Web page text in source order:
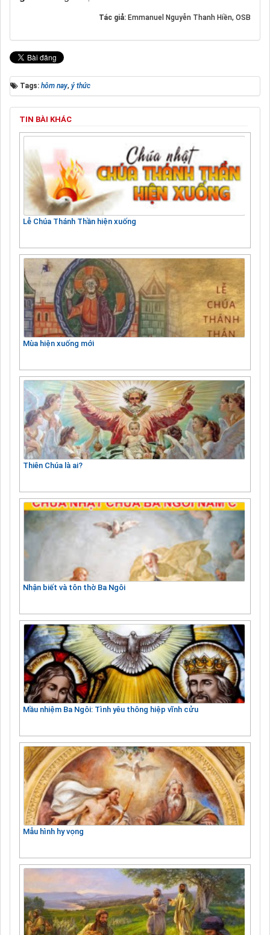
Tác giả: Emmanuel Nguyễn Thanh Hiền, OSB
Tags: hôm nay, ý thức
TIN BÀI KHÁC
Lễ Chúa Thánh Thần hiện xuống
Mùa hiện xuống mới
Thiên Chúa là ai?
Nhận biết và tôn thờ Ba Ngôi
Mầu nhiệm Ba Ngôi: Tình yêu thông hiệp vĩnh cửu
Mẫu hình hy vọng